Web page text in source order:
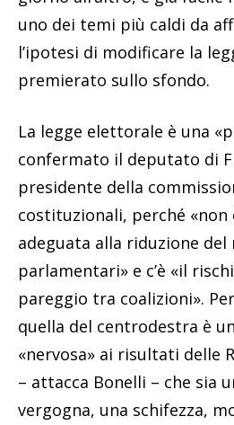
uno dei temi più caldi da
l’ipotesi di modificare la
premierato sullo sfondo.
La legge elettorale è una
confermato il deputato di
presidente della
costituzionali, perché «non
adeguata alla riduzione del
parlamentari» e c’è «il
pareggio tra coalizioni».
quella del centrodestra è
«nervosa» ai risultati delle
– attacca Bonelli – che sia
vergogna, una schifezza,